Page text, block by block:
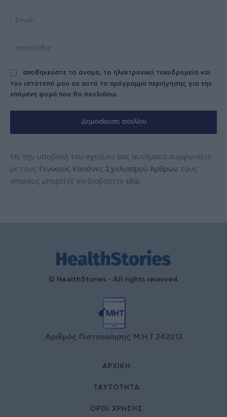
αποθηκεύστε το όνομα, το ηλεκτρονικό ταχυδρομείο και
τον ιστότοπό μου σε αυτό το πρόγραμμα περιήγησης για την
επόμενη φορά που θα σχολιάσω.
Με την υποβολή του σχολίου σας αυτόματα συμφωνείτε
με τους Γενικούς Κανόνες Σχολιασμού Άρθρων τους
οποίους μπορείτε να διαβάσετε εδώ.
© HealthStories - All rights reserved.
Αριθμός Πιστοποίησης Μ.Η.Τ.242013
ΑΡΧΙΚΉ
ΤΑΥΤΌΤΗΤΑ
ΌΡΟΙ ΧΡΉΣΗΣ